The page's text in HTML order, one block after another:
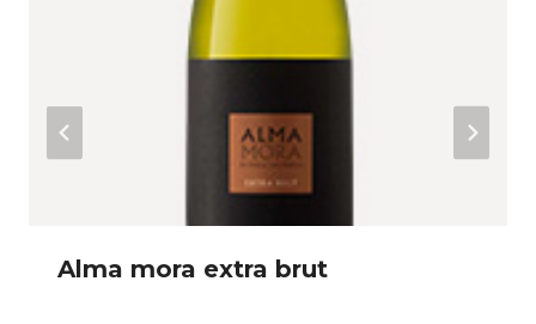
Alma mora extra brut